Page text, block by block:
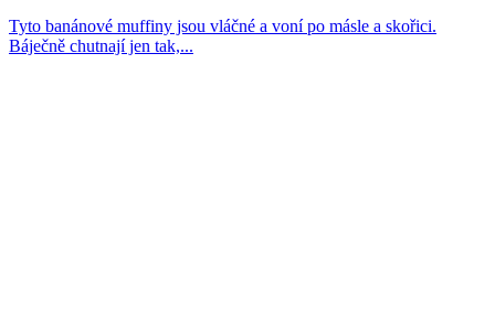
Tyto banánové muffiny jsou vláčné a voní po másle a skořici.
Báječně chutnají jen tak,...